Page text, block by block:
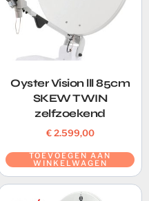
Oyster Vision lll 85cm
SKEW TWIN
zelfzoekend
€2.599,00
TOEVOEGEN AAN
WINKELWAGEN